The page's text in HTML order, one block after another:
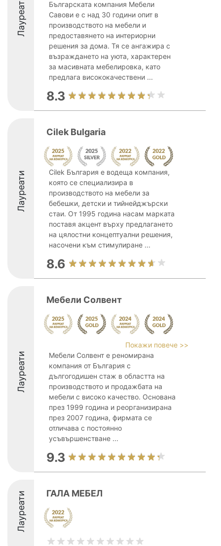
Лауреати
Българската компания Мебели
Савови е с над 30 години опит в
производството на мебели и
предоставянето на интериорни
решения за дома. Тя се ангажира с
възраждането на уюта, характерен
за масивната мебелировка, като
предлага висококачествени ...
8.3
Лауреати
Cilek Bulgaria
Cilek България е водеща компания,
която се специализира в
производството на мебели за
бебешки, детски и тийнейджърски
стаи. От 1995 година насам марката
поставя акцент върху предлагането
на цялостни концептуални решения,
насочени към стимулиране ...
8.6
Лауреати
Мебели Солвент
Покажи повече >>
Мебели Солвент е реномирана
компания от България с
дългогодишен стаж в областта на
производството и продажбата на
мебели с високо качество. Основана
през 1999 година и реорганизирана
през 2007 година, фирмата се
отличава с постоянно
усъвършенстване ...
9.3
Лауреати ГАЛА МЕБЕЛ